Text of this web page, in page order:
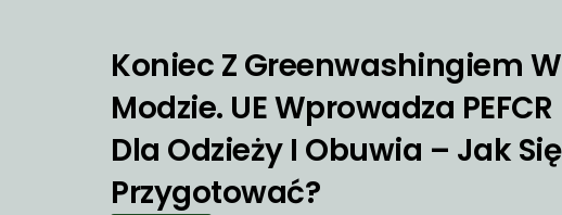
Koniec Z Greenwashingiem W
Modzie. UE Wprowadza PEFCR
Dla Odzieży I Obuwia – Jak Się
Przygotować?